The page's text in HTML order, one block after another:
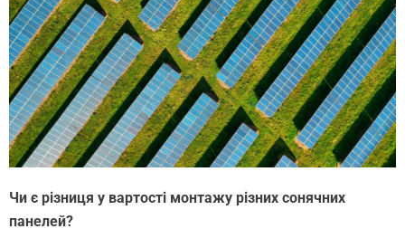
Чи є різниця у вартості монтажу різних сонячних
панелей?